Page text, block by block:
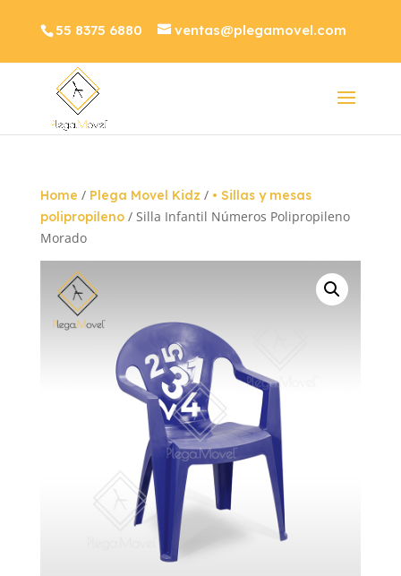
55 8375 6880 ventas@plegamovel.com
Home / Plega Movel Kidz / • Sillas y mesas
polipropileno/ Silla Infantil Números Polipropileno
Morado